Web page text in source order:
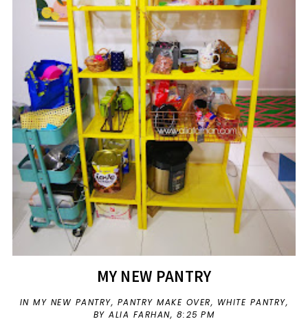
MY NEW PANTRY
INMY NEW PANTRY, PANTRY MAKE OVER, WHITE PANTRY,
BY ALIA FARHAN, 8:25 PM